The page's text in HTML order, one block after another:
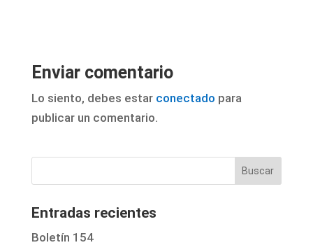
Enviar comentario
Lo siento, debes estar conectado para
publicar un comentario.
Entradas recientes
Boletín 154